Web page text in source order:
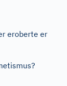
eroberte er